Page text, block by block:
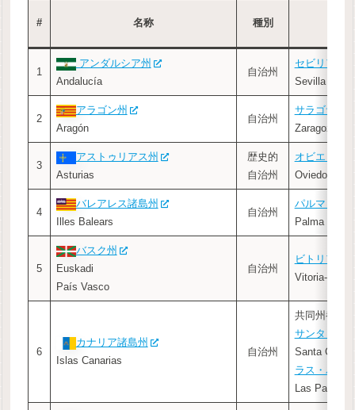
# 名称 種別
1
アンダルシア州
Andalucía
自治州
セビリア
Sevilla
2
アラゴン州
Aragón
自治州
サラゴサ
Zaragoza
3
アストゥリアス州
Asturias
歴史的
自治州
オビエド
Oviedo
4
バレアレス諸島州
Illes Balears
自治州
パルマ・デ
Palma de
5
バスク州
Euskadi
País Vasco
自治州
ビトリア＝
Vitoria-
6
カナリア諸島州
Islas Canarias
自治州
共同州都
サンタ・ク
Santa Cruz
ラス・パル
Las Palmas